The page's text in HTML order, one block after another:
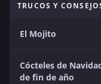
TRUCOS Y
El Mojito
Cócteles de
de fin de año